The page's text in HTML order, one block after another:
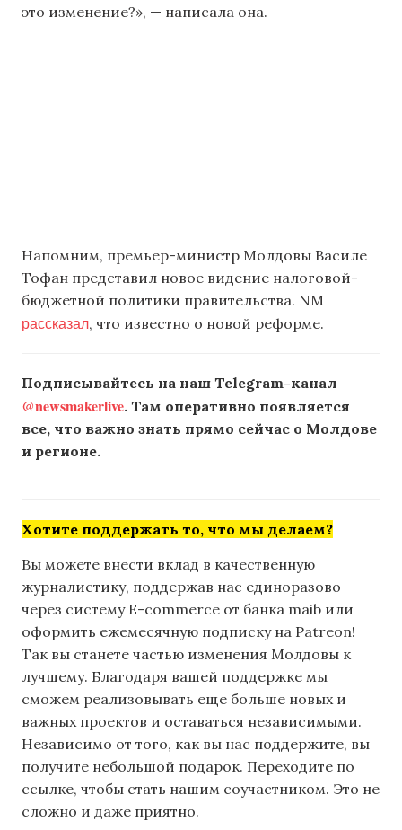
это изменение?», — написала она.
Напомним, премьер-министр Молдовы Василе
Тофан представил новое видение налоговой-
бюджетной политики правительства. NM
рассказал, что известно о новой реформе.
Подписывайтесь на наш Telegram-канал
@newsmakerlive. Там оперативно появляется
все, что важно знать прямо сейчас о Молдове
и регионе.
Хотите поддержать то, что мы делаем?
Вы можете внести вклад в качественную
журналистику, поддержав нас единоразово
через систему E-commerce от банка maib или
оформить ежемесячную подписку на Patreon!
Так вы станете частью изменения Молдовы к
лучшему. Благодаря вашей поддержке мы
сможем реализовывать еще больше новых и
важных проектов и оставаться независимыми.
Независимо от того, как вы нас поддержите, вы
получите небольшой подарок. Переходите по
ссылке, чтобы стать нашим соучастником. Это не
сложно и даже приятно.